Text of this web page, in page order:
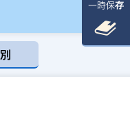
一時保存